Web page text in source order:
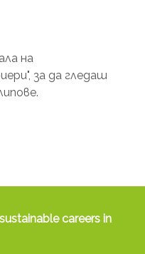
на
за да гледаш
careers in